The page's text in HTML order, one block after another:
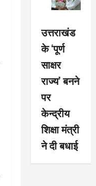
उत्तराखंड
के ‘पूर्ण
साक्षर
राज्य’ बनने
पर
केन्द्रीय
शिक्षा मंत्री
ने दी बधाई